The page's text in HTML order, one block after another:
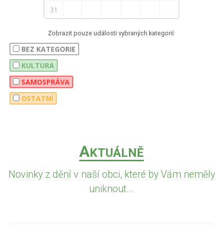
31
Zobrazit pouze události vybraných kategorií:
BEZ KATEGORIE
KULTURA
SAMOSPRÁVA
OSTATNÍ
AKTUÁLNĚ
Novinky z dění v naší obci, které by Vám neměly
uniknout...